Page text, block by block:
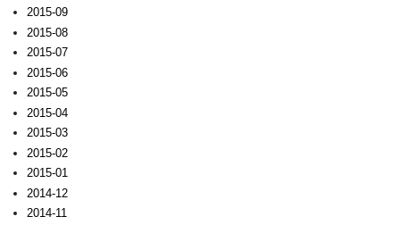
2015-09
2015-08
2015-07
2015-06
2015-05
2015-04
2015-03
2015-02
2015-01
2014-12
2014-11